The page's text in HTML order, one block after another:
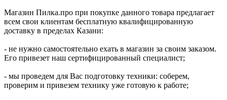
Магазин Пилка.про при покупке данного товара предлагает
всем свои клиентам бесплатную квалифицированную
доставку в пределах Казани:
- не нужно самостоятельно ехать в магазин за своим заказом.
Его привезет наш сертифицированный специалист;
- мы проведем для Вас подготовку техники: соберем,
проверим и привезем технику уже готовую к работе;